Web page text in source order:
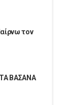
τον
ΒΑΣΑΝΑ